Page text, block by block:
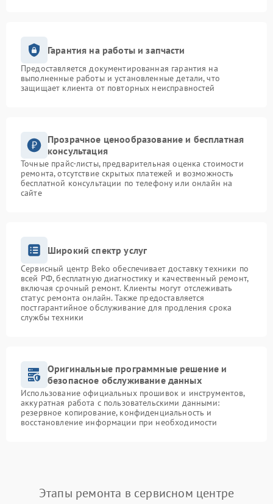
Гарантия на работы и запчасти
Предоставляется документированная гарантия на
выполненные работы и установленные детали, что
защищает клиента от повторных неисправностей
Прозрачное ценообразование и бесплатная
консультация
Точные прайс-листы, предварительная оценка стоимости
ремонта, отсутствие скрытых платежей и возможность
бесплатной консультации по телефону или онлайн на
сайте
Широкий спектр услуг
Сервисный центр Beko обеспечивает доставку техники по
всей РФ, бесплатную диагностику и качественный ремонт,
включая срочный ремонт. Клиенты могут отслеживать
статус ремонта онлайн. Также предоставляется
постгарантийное обслуживание для продления срока
службы техники
Оригинальные программные решение и
безопасное обслуживание данных
Использование официальных прошивок и инструментов,
аккуратная работа с пользовательскими данными:
резервное копирование, конфиденциальность и
восстановление информации при необходимости
Этапы ремонта в сервисном центре